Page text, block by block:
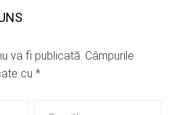
va fi publicată. Câmpurile
cu *